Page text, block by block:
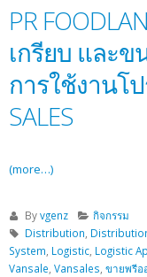
PR
เกรียบ และ
การใช้งานโป
SALES
(more…)
Byvgenz
กิจกรรม
Distribution,
System, Logistic, Logistic
Vansale, Vansales, ขายพรีอ